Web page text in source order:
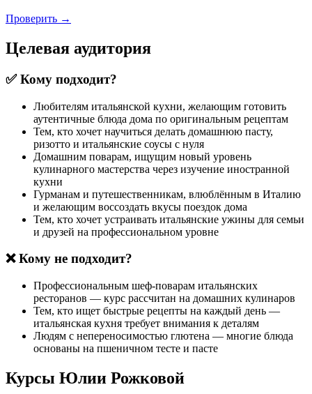
Проверить →
Целевая аудитория
✅ Кому подходит?
Любителям итальянской кухни, желающим готовить
аутентичные блюда дома по оригинальным рецептам
Тем, кто хочет научиться делать домашнюю пасту,
ризотто и итальянские соусы с нуля
Домашним поварам, ищущим новый уровень
кулинарного мастерства через изучение иностранной
кухни
Гурманам и путешественникам, влюблённым в Италию
и желающим воссоздать вкусы поездок дома
Тем, кто хочет устраивать итальянские ужины для семьи
и друзей на профессиональном уровне
❌ Кому не подходит?
Профессиональным шеф-поварам итальянских
ресторанов — курс рассчитан на домашних кулинаров
Тем, кто ищет быстрые рецепты на каждый день —
итальянская кухня требует внимания к деталям
Людям с непереносимостью глютена — многие блюда
основаны на пшеничном тесте и пасте
Курсы Юлии Рожковой